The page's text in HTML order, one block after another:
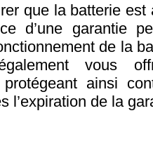
que la batterie est
d’une garantie
de la
vous
protégeant ainsi
l’expiration de la